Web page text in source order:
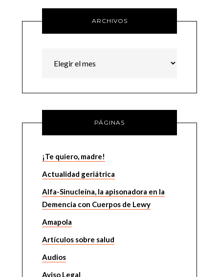
ARCHIVOS
PÁGINAS
¡Te quiero, madre!
Actualidad geriátrica
Alfa-Sinucleína, la apisonadora en la
Demencia con Cuerpos de Lewy
Amapola
Artículos sobre salud
Audios
Aviso Legal